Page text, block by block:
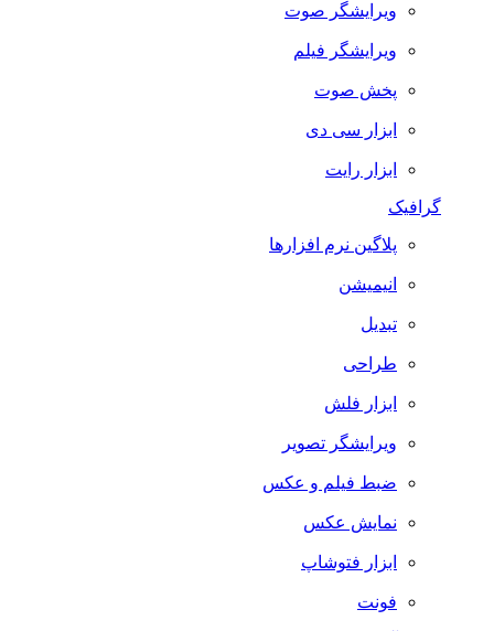
ویرایشگر صوت
ویرایشگر فیلم
پخش صوت
ابزار سی دی
ابزار رایت
گرافیک
پلاگین نرم افزارها
انیمیشن
تبدیل
طراحی
ابزار فلش
ویرایشگر تصویر
ضبط فيلم و عكس
نمایش عکس
ابزار فتوشاپ
فونت